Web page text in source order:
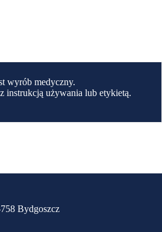
wyrób medyczny.
instrukcją używania lub etykietą.
Bydgoszcz